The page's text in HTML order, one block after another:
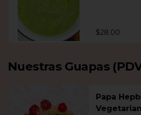
$28.00
Nuestras Guapas
Papa